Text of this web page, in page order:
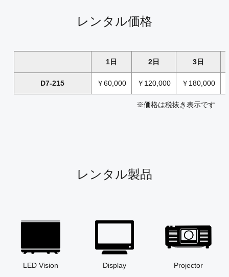
レンタル価格
1日 2日 3日
D7-215 ￥60,000 ￥120,000 ￥180,000
※価格は税抜き表示です
レンタル製品
LED Vision Display Projector